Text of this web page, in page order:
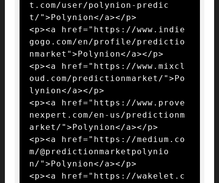
t.com/user/polynion-predic
t/">Polynion</a></p>
<p><a href="https://www.indie
gogo.com/en/profile/predictio
nmarket">Polynion</a></p>
<p><a href="https://www.mixcl
oud.com/predictionmarket/">Po
lynion</a></p>
<p><a href="https://www.prove
nexpert.com/en-us/predictionm
arket/">Polynion</a></p>
<p><a href="https://medium.co
m/@predictionmarketpolynio
n/">Polynion</a></p>
<p><a href="https://wakelet.c